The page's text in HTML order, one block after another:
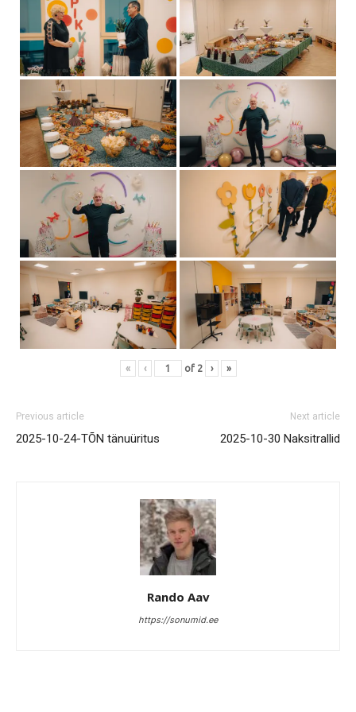
« ‹ of 2 › »
Previous article
2025-10-24-TÕN tänuüritus
Next article
2025-10-30 Naksitrallid
Rando Aav
https://sonumid.ee